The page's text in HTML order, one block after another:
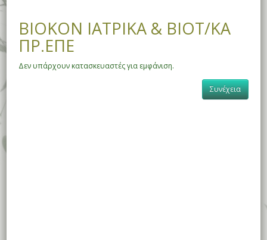
ΒΙΟΚΟΝ ΙΑΤΡΙΚΑ & ΒΙΟΤ/ΚΑ
ΠΡ.ΕΠΕ
Δεν υπάρχουν κατασκευαστές για εμφάνιση.
Συνέχεια